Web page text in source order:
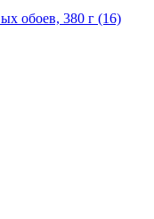
обоев, 380 г (16)